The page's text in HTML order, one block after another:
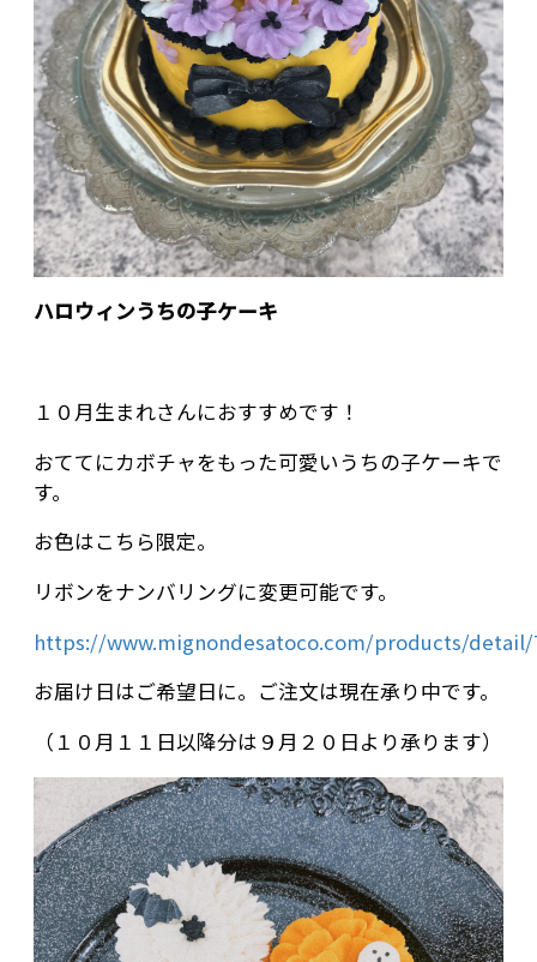
ハロウィンうちの子ケーキ
１０月生まれさんにおすすめです！
おててにカボチャをもった可愛いうちの子ケーキで
す。
お色はこちら限定。
リボンをナンバリングに変更可能です。
https://www.mignondesatoco.com/products/detail/
お届け日はご希望日に。ご注文は現在承り中です。
（１０月１１日以降分は９月２０日より承ります）